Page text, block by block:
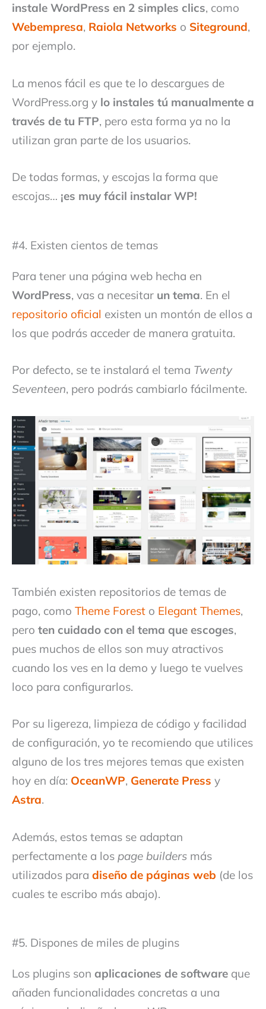
instale WordPress en 2 simples clics, como
Webempresa, Raiola Networks o Siteground,
por ejemplo.
La menos fácil es que te lo descargues de
WordPress.org y lo instales tú manualmente a
través de tu FTP, pero esta forma ya no la
utilizan gran parte de los usuarios.
De todas formas, y escojas la forma que
escojas… ¡es muy fácil instalar WP!
#4. Existen cientos de temas
Para tener una página web hecha en
WordPress, vas a necesitar un tema. En el
repositorio oficial existen un montón de ellos a
los que podrás acceder de manera gratuita.
Por defecto, se te instalará el tema Twenty
Seventeen, pero podrás cambiarlo fácilmente.
También existen repositorios de temas de
pago, como Theme Forest o Elegant Themes,
pero ten cuidado con el tema que escoges,
pues muchos de ellos son muy atractivos
cuando los ves en la demo y luego te vuelves
loco para configurarlos.
Por su ligereza, limpieza de código y facilidad
de configuración, yo te recomiendo que utilices
alguno de los tres mejores temas que existen
hoy en día: OceanWP, Generate Press y
Astra.
Además, estos temas se adaptan
perfectamente a los page builders más
utilizados para diseño de páginas web (de los
cuales te escribo más abajo).
#5. Dispones de miles de plugins
Los plugins son aplicaciones de software que
añaden funcionalidades concretas a una